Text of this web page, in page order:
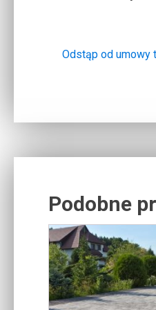
Odstąp od umowy
Podobne
Ten
produkt
ma
wiele
wariantów.